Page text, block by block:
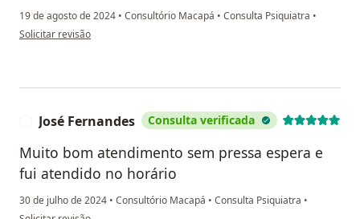
19 de agosto de 2024 • Consultório Macapá • Consulta Psiquiatra •
na opinião do utilizador T. N.
Solicitar revisão
José Fernandes Consulta verificada
Muito bom atendimento sem pressa espera e
fui atendido no horário
30 de julho de 2024 • Consultório Macapá • Consulta Psiquiatra •
na opinião do utilizador José Fernandes